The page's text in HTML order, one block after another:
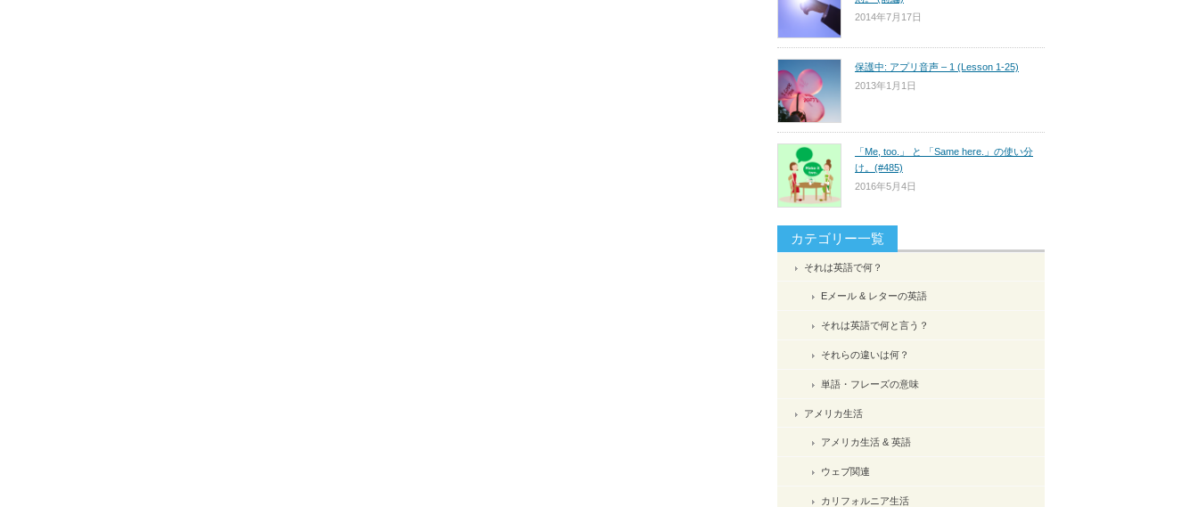
2014年7月17日
保護中: アプリ音声 – 1 (Lesson 1-25)
2013年1月1日
「Me, too.」 と 「Same here.」の使い分
け。(#485)
2016年5月4日
カテゴリー一覧
それは英語で何？
Eメール & レターの英語
それは英語で何と言う？
それらの違いは何？
単語・フレーズの意味
アメリカ生活
アメリカ生活 & 英語
ウェブ関連
カリフォルニア生活